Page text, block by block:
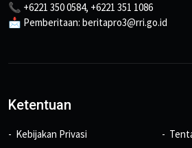
📞 +6221 350 0584, +6221 351 1086
📩 Pemberitaan: beritapro3@rri.go.id
Ketentuan
Kebijakan Privasi